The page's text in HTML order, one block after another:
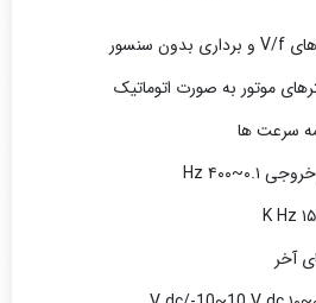
V/f و برداری بدون سنسور
موتور به صورت اتوماتیک
سرعت ها
۰.۱~۴۰۰
Hz
K Hz